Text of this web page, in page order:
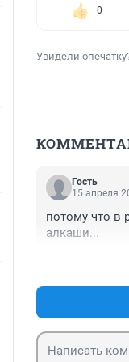
0
Увидели
Гость
15 апреля
потому что в
алкаши...